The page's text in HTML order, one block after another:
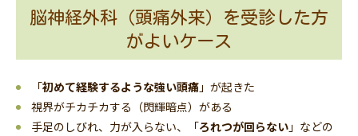
脳神経外科（頭痛外来）を受診した方
がよいケース
「初めて経験するような強い頭痛」が起きた
視界がチカチカする（閃輝暗点）がある
手足のしびれ、力が入らない、「ろれつが回らない」などの